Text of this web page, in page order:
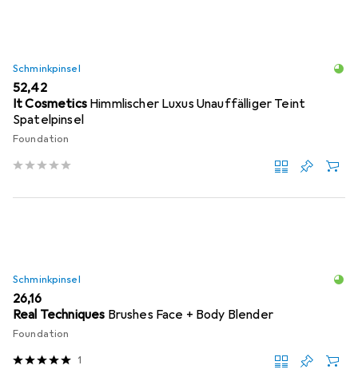
Schminkpinsel
EUR
52,42
It Cosmetics Himmlischer Luxus Unauffälliger Teint
Spatelpinsel
Foundation
Schminkpinsel
EUR
26,16
Real Techniques Brushes Face + Body Blender
Foundation
1